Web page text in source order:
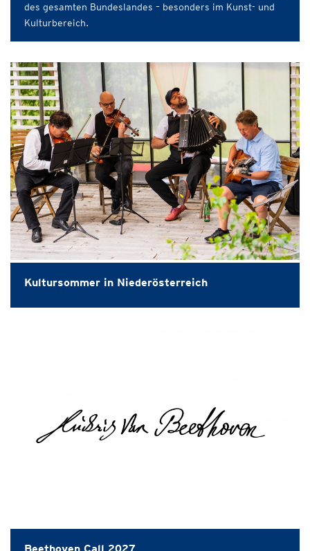
des gesamten Bundeslandes – besonders im Kunst- und
Kulturbereich.
Kultursommer in Niederösterreich